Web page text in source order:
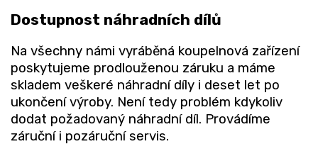
Dostupnost náhradních dílů
Na všechny námi vyráběná koupelnová zařízení
poskytujeme prodlouženou záruku a máme
skladem veškeré náhradní díly i deset let po
ukončení výroby. Není tedy problém kdykoliv
dodat požadovaný náhradní díl. Provádíme
záruční i pozáruční servis.